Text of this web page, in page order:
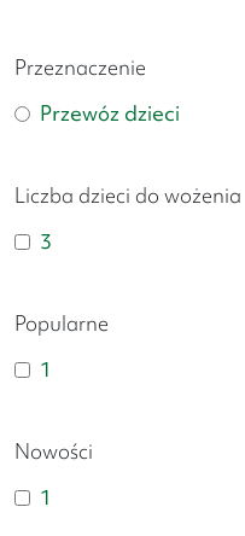
Przeznaczenie
Przewóz dzieci
Liczba dzieci do wożenia
3
Popularne
1
Nowości
1